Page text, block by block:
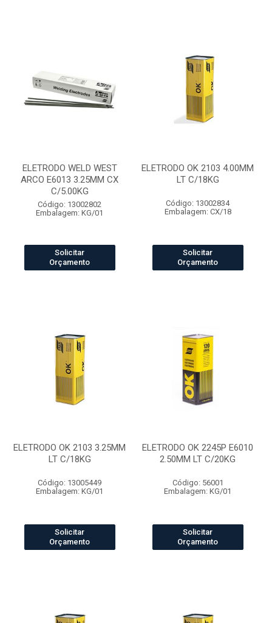
ELETRODO WELD WEST
ARCO E6013 3.25MM CX
C/5.00KG
Código: 13002802
Embalagem: KG/01
Solicitar
Orçamento
ELETRODO OK 2103 4.00MM
LT C/18KG
Código: 13002834
Embalagem: CX/18
Solicitar
Orçamento
ELETRODO OK 2103 3.25MM
LT C/18KG
Código: 13005449
Embalagem: KG/01
Solicitar
Orçamento
ELETRODO OK 2245P E6010
2.50MM LT C/20KG
Código: 56001
Embalagem: KG/01
Solicitar
Orçamento